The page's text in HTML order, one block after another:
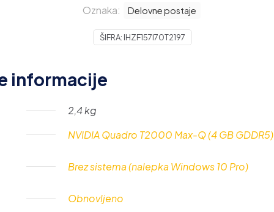
Oznaka: Delovne postaje
ŠIFRA: IHZF157I70T2197
informacije
2,4 kg
NVIDIA Quadro T2000 Max-Q (4 GB GDDR5)
Brez sistema (nalepka Windows 10 Pro)
Obnovljeno